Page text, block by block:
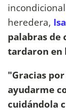
heredera,
palabras de
tardaron en
"Gracias
ayudarme
cuidándola